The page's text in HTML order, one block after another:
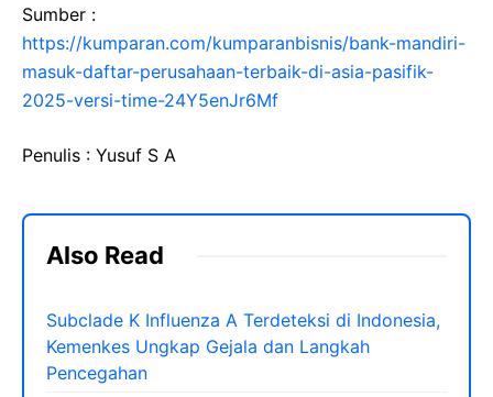
Sumber :
https://kumparan.com/kumparanbisnis/bank-mandiri-
masuk-daftar-perusahaan-terbaik-di-asia-pasifik-
2025-versi-time-24Y5enJr6Mf
Penulis : Yusuf S A
Also Read
Subclade K Influenza A Terdeteksi di Indonesia,
Kemenkes Ungkap Gejala dan Langkah
Pencegahan